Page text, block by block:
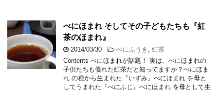
べにほまれ そしてその子どもたちも『紅
茶のほまれ』
2014/03/30 -べにふうき
紅茶
Contents べにほまれが話題！ 実は、べにほまれの
子供たちも優れた紅茶だと知ってますか？べにほま
れ の種から生まれた『いずみ』べにほまれ を母と
してうまれた『べにふじ』べにほまれ を母として生